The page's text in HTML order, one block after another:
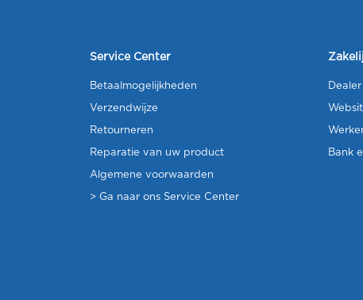
Service Center
Betaalmogelijkheden
Verzendwijze
Retourneren
Reparatie van uw product
Algemene voorwaarden
> Ga naar ons Service Center
Bank